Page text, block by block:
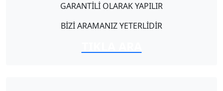
GARANTİLİ OLARAK YAPILIR
BİZİ ARAMANIZ YETERLİDİR